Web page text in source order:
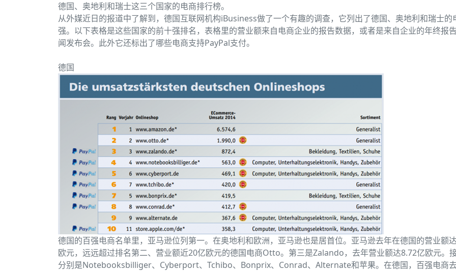
德国、奥地利和瑞士这三个国家的电商排行榜。
从外媒近日的报道中了解到，德国互联网机构iBusiness做了一个有趣的调查，它列出了德国、奥地利和瑞士的
强。以下表格是这些国家的前十强排名，表格里的营业额来自电商企业的报告数据，或者是来自企业的年终报
闻发布会。此外它还标出了哪些电商支持PayPal支付。
德国
德国的百强电商名单里，亚马逊位列第一。在奥地利和欧洲，亚马逊也是居首位。亚马逊去年在德国的营业额
欧元，远远超过排名第二、营业额近20亿欧元的德国电商Otto。第三是Zalando，去年营业额达8.72亿欧元。
分别是Notebooksbilliger、Cyberport、Tchibo、Bonprix、Conrad、Alternate和苹果。在德国，百强电商